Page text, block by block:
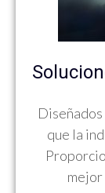
que la
mejor